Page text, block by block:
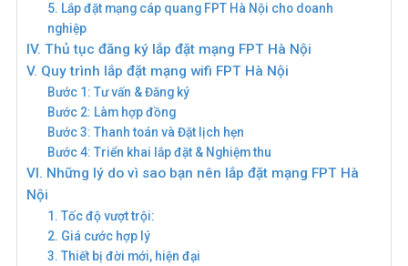
5. Lắp đặt mạng cáp quang FPT Hà Nội cho doanh
nghiệp
IV. Thủ tục đăng ký lắp đặt mạng FPT Hà Nội
V. Quy trình lắp đặt mạng wifi FPT Hà Nội
Bước 1: Tư vấn & Đăng ký
Bước 2: Làm hợp đồng
Bước 3: Thanh toán và Đặt lịch hẹn
Bước 4: Triển khai lắp đặt & Nghiệm thu
VI. Những lý do vì sao bạn nên lắp đặt mạng FPT Hà
Nội
1. Tốc độ vượt trội:
2. Giá cước hợp lý
3. Thiết bị đời mới, hiện đại